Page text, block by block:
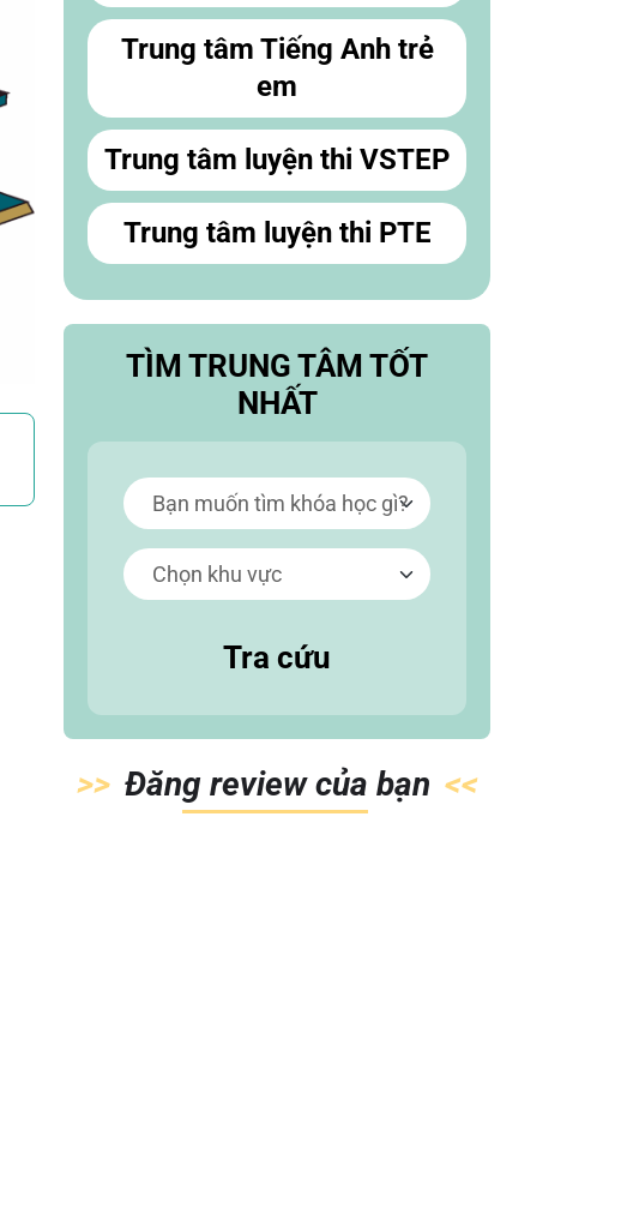
Trung tâm Tiếng Anh trẻ
em
Trung tâm luyện thi VSTEP
Trung tâm luyện thi PTE
TÌM TRUNG TÂM TỐT
NHẤT
Tra cứu
Đăng review của bạn